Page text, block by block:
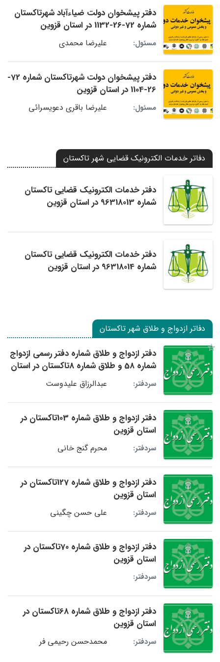
دفتر پیشخوان دولت ضیاءآباد شهرتاکستان
شماره 72-26-1132 در استان قزوین
مسئول: علیرضا محمدی
دفتر پیشخوان دولت شهرتاکستان شماره 72-
26-1104 در استان قزوین
مسئول: علیرضا باقری دعویسرائی
دفاتر خدمات الکترونیک قضایی شهر تاکستان
دفتر خدمات الکترونیک قضایی تاکستان
شماره 96318013 در استان قزوین
دفتر خدمات الکترونیک قضایی تاکستان
شماره 96318014 در استان قزوین
دفاتر ازدواج و طلاق شهر تاکستان
دفتر ازدواج و طلاق شماره دفتر رسمی ازدواج
شماره 58 و طلاق شماره 8تاکستان در استان
قزوین
سردفتر: عبدالرزاق علیدوست
دفتر ازدواج و طلاق شماره 103تاکستان در
استان قزوین
سردفتر: محرم گنج خانی
دفتر ازدواج و طلاق شماره 127تاکستان در
استان قزوین
سردفتر: علی حسن چگینی
دفتر ازدواج و طلاق شماره 70تاکستان در
استان قزوین
سردفتر:
دفتر ازدواج و طلاق شماره 68تاکستان در
استان قزوین
سردفتر: محمدحسن رحیمی فر